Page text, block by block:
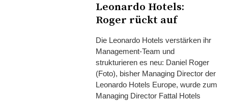
Leonardo Hotels:
Roger rückt auf
Die Leonardo Hotels verstärken ihr
Management-Team und
strukturieren es neu: Daniel Roger
(Foto), bisher Managing Director der
Leonardo Hotels Europe, wurde zum
Managing Director Fattal Hotels